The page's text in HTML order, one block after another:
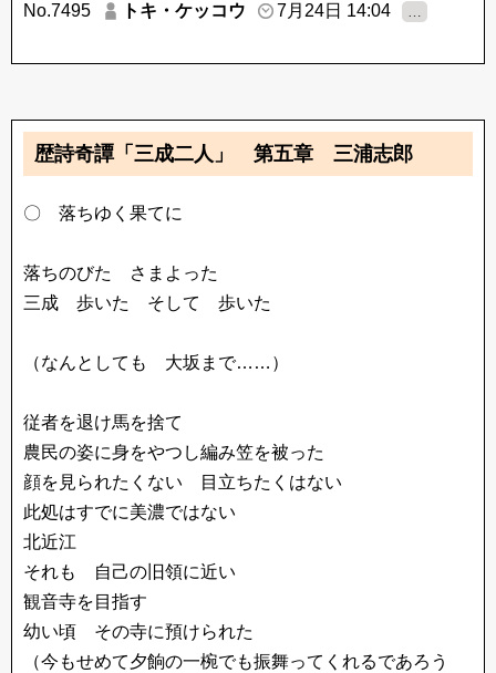
No.7495 トキ・ケッコウ 7月24日 14:04
歴詩奇譚「三成二人」 第五章 三浦志郎
〇 落ちゆく果てに
落ちのびた さまよった
三成 歩いた そして 歩いた
（なんとしても 大坂まで……）
従者を退け馬を捨て
農民の姿に身をやつし編み笠を被った
顔を見られたくない 目立ちたくはない
此処はすでに美濃ではない
北近江
それも 自己の旧領に近い
観音寺を目指す
幼い頃 その寺に預けられた
（今もせめて夕餉の一椀でも振舞ってくれるであろう